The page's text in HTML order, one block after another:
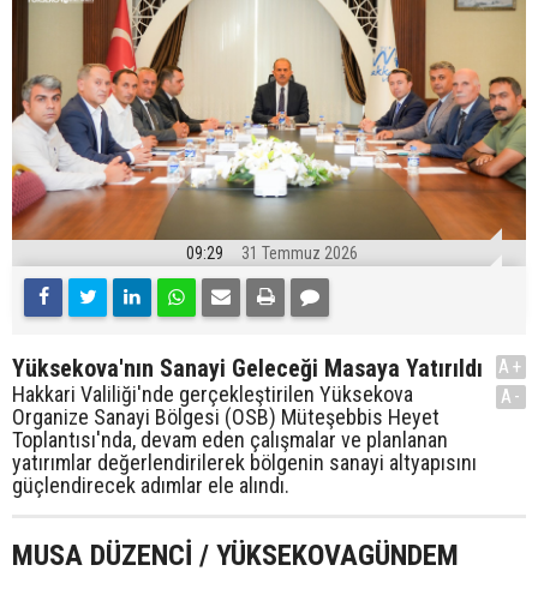
09:29 31 Temmuz 2026
Yüksekova'nın Sanayi Geleceği Masaya Yatırıldı
Hakkari Valiliği'nde gerçekleştirilen Yüksekova
Organize Sanayi Bölgesi (OSB) Müteşebbis Heyet
Toplantısı'nda, devam eden çalışmalar ve planlanan
yatırımlar değerlendirilerek bölgenin sanayi altyapısını
güçlendirecek adımlar ele alındı.
A+
A-
MUSA DÜZENCİ / YÜKSEKOVAGÜNDEM